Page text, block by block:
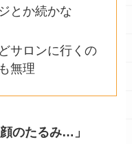
とか続かな
サロンに行くの
無理
のたるみ…」